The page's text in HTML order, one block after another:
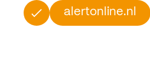
alertonline.nl